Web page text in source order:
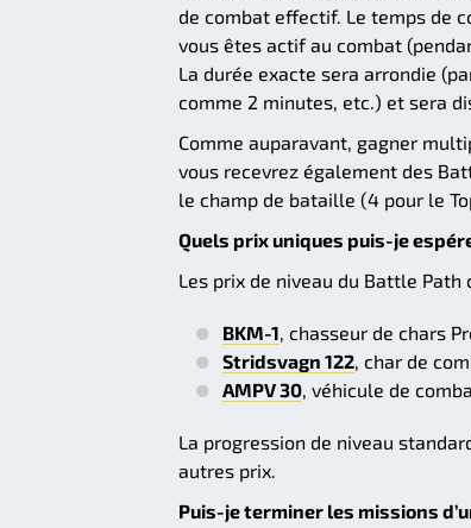
de combat effectif. Le temps de
vous êtes actif au combat
La durée exacte sera arrondie
comme 2 minutes, etc.) et sera
Comme auparavant, gagner
vous recevrez également des
le champ de bataille (4 pour le
Quels prix uniques puis-je
Les prix de niveau du Battle Path
BKM-1, chasseur de chars
Stridsvagn 122, char de
AMPV 30, véhicule de
La progression de niveau
autres prix.
Puis-je terminer les missions